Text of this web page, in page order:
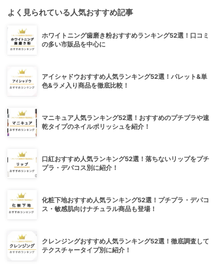
よく見られている人気おすすめ記事
ホワイトニング歯磨き粉おすすめランキング52選！口コミ
の多い市販品を中心に
アイシャドウおすすめ人気ランキング52選！パレット&単
色&ラメ入り商品を徹底比較！
マニキュア人気ランキング52選！おすすめのプチプラや速
乾タイプのネイルポリッシュを紹介！
口紅おすすめ人気ランキング52選！落ちないリップをプチ
プラ・デパコス別に紹介！
化粧下地おすすめ人気ランキング52選！プチプラ・デパコ
ス・敏感肌向けナチュラル商品も登場！
クレンジングおすすめ人気ランキング52選！徹底調査して
テクスチャータイプ別に紹介！